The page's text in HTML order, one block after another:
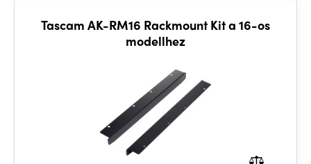
Tascam AK-RM16 Rackmount Kit a 16-os
modellhez